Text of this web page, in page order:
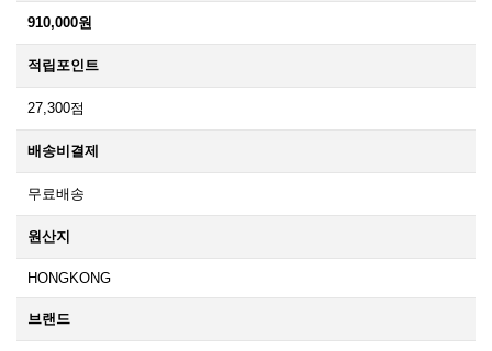
910,000원
적립포인트
27,300점
배송비결제
무료배송
원산지
HONGKONG
브랜드